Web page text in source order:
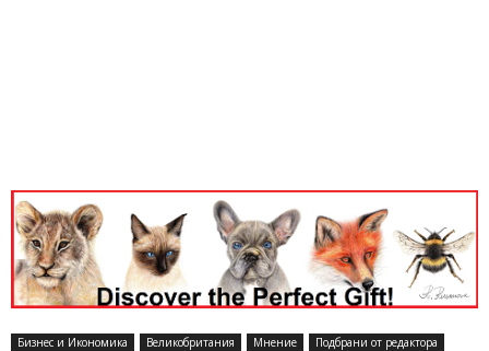
Бизнес и Икономика Великобритания Мнение Подбрани от редактора